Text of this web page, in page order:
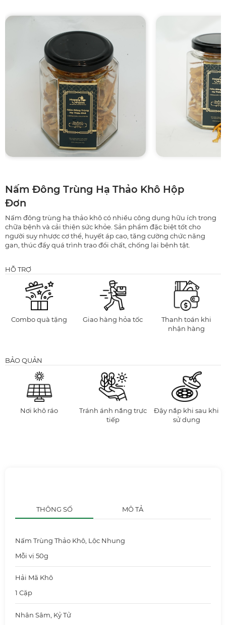
Nấm Đông Trùng Hạ Thảo Khô Hộp
Đơn
Nấm đông trùng hạ thảo khô có nhiều công dụng hữu ích trong
chữa bệnh và cải thiện sức khỏe. Sản phẩm đặc biệt tốt cho
người suy nhược cơ thể, huyết áp cao, tăng cường chức năng
gan, thúc đẩy quá trình trao đổi chất, chống lại bệnh tật.
HỖ TRỢ
Combo quà tặng Giao hàng hỏa tốc
Thanh toán khi
nhận hàng
BẢO QUẢN
Nơi khô ráo
Tránh ánh nắng trực
tiếp
Đậy nắp khi sau khi
sử dụng
THÔNG SỐ MÔ TẢ
Nấm Trùng Thảo Khô, Lộc Nhung
Mỗi vị 50g
Hải Mã Khô
1 Cặp
Nhân Sâm, Kỷ Tử